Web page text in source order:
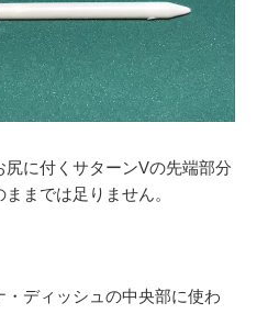
に付くサターンVの先端部分
までは足りません。
ディッシュの中央部に使わ